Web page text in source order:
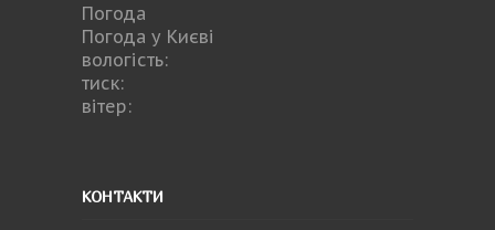
Погода
Погода у Києві
вологість:
тиск:
вітер:
КОНТАКТИ